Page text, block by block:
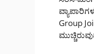
Group